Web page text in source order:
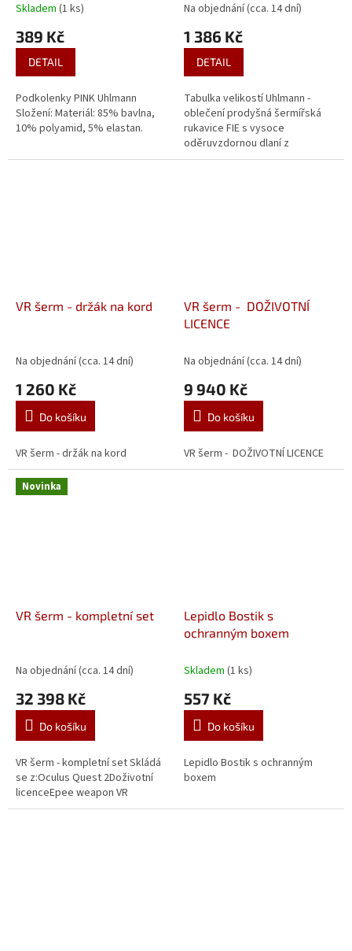
Skladem (1 ks)
389 Kč
DETAIL
Podkolenky PINK Uhlmann
Složení: Materiál: 85% bavlna,
10% polyamid, 5% elastan.
Na objednání (cca. 14 dní)
1 386 Kč
DETAIL
Tabulka velikostí Uhlmann -
oblečení prodyšná šermířská
rukavice FIE s vysoce
oděruvzdornou dlaní z
polysemidupozoruhodný
VR šerm - držák na kord
Na objednání (cca. 14 dní)
1 260 Kč
Do košíku
VR šerm - držák na kord
VR šerm - DOŽIVOTNÍ
LICENCE
Na objednání (cca. 14 dní)
9 940 Kč
Do košíku
VR šerm - DOŽIVOTNÍ LICENCE
Novinka
VR šerm - kompletní set
Na objednání (cca. 14 dní)
32 398 Kč
Do košíku
VR šerm - kompletní set Skládá
se z:Oculus Quest 2Doživotní
licenceEpee weapon VR
Lepidlo Bostik s
ochranným boxem
Skladem (1 ks)
557 Kč
Do košíku
Lepidlo Bostik s ochranným
boxem